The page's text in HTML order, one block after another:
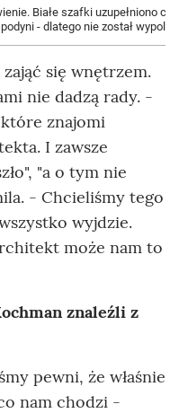
Białe szafki uzupełniono
- dlatego nie został
się wnętrzem.
nie dadzą rady. -
znajomi
I zawsze
"a o tym nie
- Chcieliśmy tego
wyjdzie.
może nam to
znaleźli z
pewni, że właśnie
nam chodzi -